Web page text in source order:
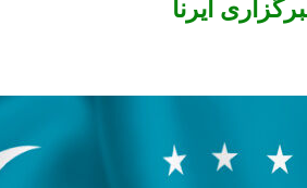
ایرنا